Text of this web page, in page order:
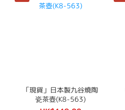
「現貨」日本製九谷燒陶
瓷茶壺(K8-563)